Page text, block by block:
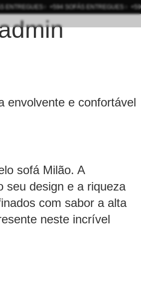
+594 SOFÁS ENTREGUES +594
envolvente e confortável
sofá Milão. A
seu design e a riqueza
com sabor a alta
neste incrível